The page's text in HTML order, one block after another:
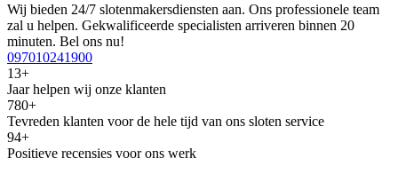
Wij bieden 24/7 slotenmakersdiensten aan. Ons professionele team
zal u helpen. Gekwalificeerde specialisten arriveren binnen 20
minuten. Bel ons nu!
097010241900
13+
Jaar helpen wij onze klanten
780+
Tevreden klanten voor de hele tijd van ons sloten service
94+
Positieve recensies voor ons werk